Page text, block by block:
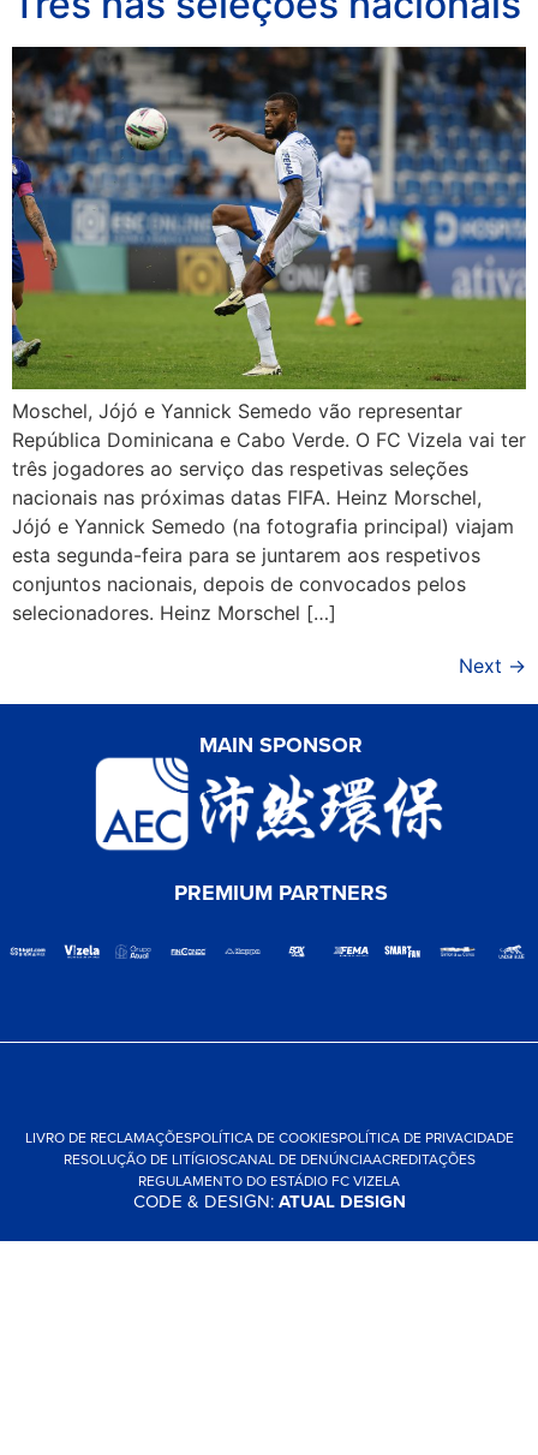
Moschel, Jójó e Yannick Semedo vão representar
República Dominicana e Cabo Verde. O FC Vizela vai ter
três jogadores ao serviço das respetivas seleções
nacionais nas próximas datas FIFA. Heinz Morschel,
Jójó e Yannick Semedo (na fotografia principal) viajam
esta segunda-feira para se juntarem aos respetivos
conjuntos nacionais, depois de convocados pelos
selecionadores. Heinz Morschel […]
Next →
MAIN SPONSOR
PREMIUM PARTNERS
LIVRO DE RECLAMAÇÕESPOLÍTICA DE COOKIESPOLÍTICA DE PRIVACIDADE
RESOLUÇÃO DE LITÍGIOSCANAL DE DENÚNCIAACREDITAÇÕES
REGULAMENTO DO ESTÁDIO FC VIZELA
CODE & DESIGN:ATUAL DESIGN